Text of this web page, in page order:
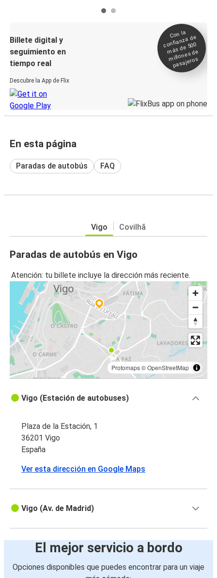
Billete digital y
seguimiento en
tiempo real
Descubre la App de Flix
Con la
confianza de
más de 500
millones de
pasajeros
En esta página
Paradas de autobús FAQ
Vigo Covilhã
Paradas de autobús en Vigo
Atención: tu billete incluye la dirección más reciente.
Protomaps©OpenStreetMap
Vigo (Estación de autobuses)
Plaza de la Estación, 1
36201 Vigo
España
Ver esta dirección en Google Maps
Vigo (Av. de Madrid)
El mejor servicio a bordo
Opciones disponibles que puedes encontrar para un viaje